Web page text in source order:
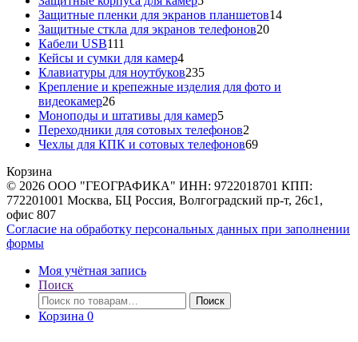
товаров
Защитные пленки для экранов планшетов1414
Защитные сткла для экранов телефонов2020
Кабели USB111
товаров
Кейсы и сумки для камер44
товара
Клавиатуры для ноутбуков235235
товаров
Крепление и крепежные изделия для фото и
видеокамер2626
товаров
Моноподы и штативы для камер55
товаров
Переходники для сотовых телефонов2
товара
Чехлы для КПК и сотовых телефонов6969
Корзина
© 2026 ООО "ГЕОГРАФИКА" ИНН: 9722018701 КПП:
772201001 Москва, БЦ Россия, Волгоградский пр-т, 26с1,
офис 807
Согласие на обработку персональных данных при заполнении
формы
Моя учётная запись
Поиск
Искать:
Поиск
Корзина 0